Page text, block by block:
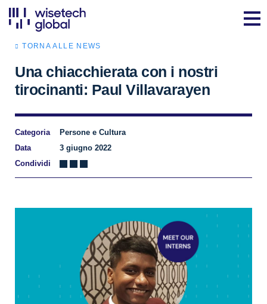
TORNA ALLE NEWS
Una chiacchierata con i nostri
tirocinanti: Paul Villavarayen
Categoria
Persone e Cultura
Data
3 giugno 2022
Condividi